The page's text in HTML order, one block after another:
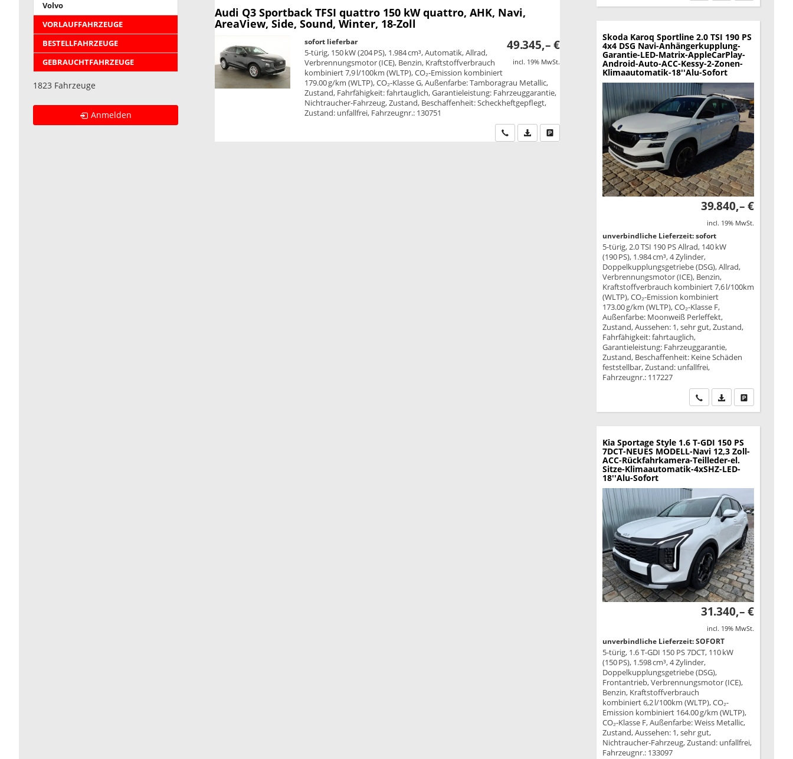
Audi Q3 Sportback TFSI quattro 150 kW quattro, AHK, Navi,
AreaView, Side, Sound, Winter, 18-Zoll
49.345,– €
incl. 19% MwSt.
sofort lieferbar
5-türig, 150 kW (204 PS), 1.984 cm³, Automatik, Allrad,
Verbrennungsmotor (ICE), Benzin, Kraftstoffverbrauch
kombiniert 7,9 l/100km (WLTP), CO₂-Emission kombiniert
179.00 g/km (WLTP), CO₂-Klasse G, Außenfarbe: Tamboragrau Metallic,
Zustand, Fahrfähigkeit: fahrtauglich, Garantieleistung: Fahrzeuggarantie,
Nichtraucher-Fahrzeug, Zustand, Beschaffenheit: Scheckheftgepflegt,
Zustand: unfallfrei, Fahrzeugnr.: 130751
Wir rufen Sie anPDF-Datei, Fahrzeugexposé drucken
Drucken, parken oder vergleichen
Volvo
VORLAUFFAHRZEUGE
BESTELLFAHRZEUGE
GEBRAUCHTFAHRZEUGE
1823 Fahrzeuge
Anmelden
Skoda Karoq Sportline 2.0 TSI 190 PS
4x4 DSG Navi-Anhängerkupplung-
Garantie-LED-Matrix-AppleCarPlay-
Android-Auto-ACC-Kessy-2-Zonen-
Klimaautomatik-18''Alu-Sofort
39.840,– €
incl. 19% MwSt.
unverbindliche Lieferzeit: sofort
5-türig, 2.0 TSI 190 PS Allrad, 140 kW
(190 PS), 1.984 cm³, 4 Zylinder,
Doppelkupplungsgetriebe (DSG), Allrad,
Verbrennungsmotor (ICE), Benzin,
Kraftstoffverbrauch kombiniert 7,6 l/100km
(WLTP), CO₂-Emission kombiniert
173.00 g/km (WLTP), CO₂-Klasse F,
Außenfarbe: Moonweiß Perleffekt,
Zustand, Aussehen: 1, sehr gut, Zustand,
Fahrfähigkeit: fahrtauglich,
Garantieleistung: Fahrzeuggarantie,
Zustand, Beschaffenheit: Keine Schäden
feststellbar, Zustand: unfallfrei,
Fahrzeugnr.: 117227
Wir rufen Sie an
PDF-Datei,Drucken,
Kia Sportage Style 1.6 T-GDI 150 PS
7DCT-NEUES MODELL-Navi 12,3 Zoll-
ACC-Rückfahrkamera-Teilleder-el.
Sitze-Klimaautomatik-4xSHZ-LED-
18''Alu-Sofort
31.340,– €
incl. 19% MwSt.
unverbindliche Lieferzeit: SOFORT
5-türig, 1.6 T-GDI 150 PS 7DCT, 110 kW
(150 PS), 1.598 cm³, 4 Zylinder,
Doppelkupplungsgetriebe (DSG),
Frontantrieb, Verbrennungsmotor (ICE),
Benzin, Kraftstoffverbrauch
kombiniert 6,2 l/100km (WLTP), CO₂-
Emission kombiniert 164.00 g/km (WLTP),
CO₂-Klasse F, Außenfarbe: Weiss Metallic,
Zustand, Aussehen: 1, sehr gut,
Nichtraucher-Fahrzeug, Zustand: unfallfrei,
Fahrzeugnr.: 133097